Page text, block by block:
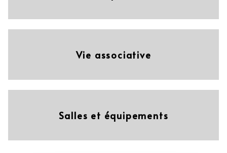
Vie associative
Salles et équipements